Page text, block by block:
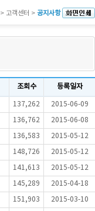
> 고객센터 > 공지사항
조회수 등록일자
137,262 2015-06-09
136,762 2015-06-08
136,583 2015-05-12
148,726 2015-05-12
141,613 2015-05-12
145,289 2015-04-18
151,903 2015-03-10